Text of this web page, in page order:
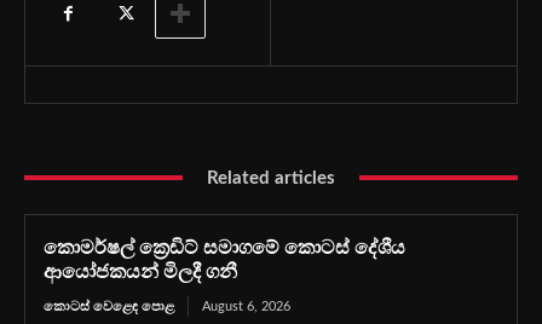
Related articles
කොමර්ෂල් ක්‍රෙඩිට් සමාගමේ කොටස් දේශීය
ආයෝජකයන් මිලදී ගනී
කොටස් වෙළෙඳ පොළ August 6, 2026